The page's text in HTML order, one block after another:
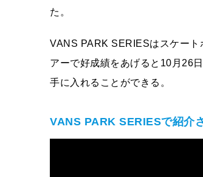
た。
VANS PARK SERIESはスケート
アーで好成績をあげると10月26
手に入れることができる。
VANS PARK SERIESで紹介